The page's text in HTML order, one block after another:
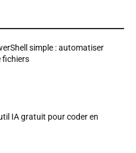
simple : automatiser
fichiers
IA gratuit pour coder en